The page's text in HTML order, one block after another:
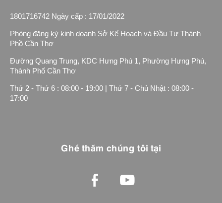
1801716742 Ngày cấp : 17/01/2022
Phòng đăng ký kinh doanh Sở Kế Hoạch và Đầu Tư Thành
Phồ Cần Thơ
Đường Quang Trung, KDC Hưng Phú 1, Phường Hưng Phú,
Thành Phố Cần Thơ
Thứ 2 - Thứ 6 : 08:00 - 19:00 | Thứ 7 - Chủ Nhật : 08:00 -
17:00
Ghé thăm chúng tôi tại